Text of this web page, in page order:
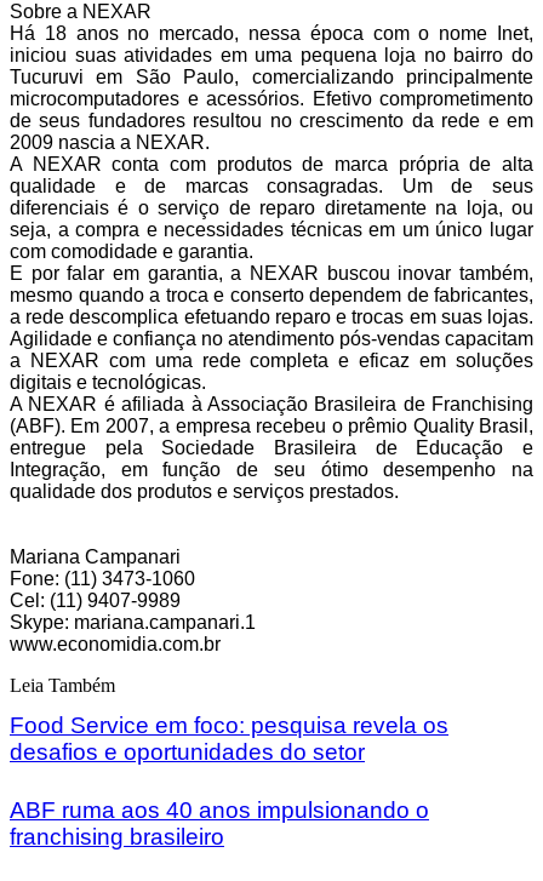
Sobre a NEXAR
Há 18 anos no mercado, nessa época com o nome Inet,
iniciou suas atividades em uma pequena loja no bairro do
Tucuruvi em São Paulo, comercializando principalmente
microcomputadores e acessórios. Efetivo comprometimento
de seus fundadores resultou no crescimento da rede e em
2009 nascia a NEXAR.
A NEXAR conta com produtos de marca própria de alta
qualidade e de marcas consagradas. Um de seus
diferenciais é o serviço de reparo diretamente na loja, ou
seja, a compra e necessidades técnicas em um único lugar
com comodidade e garantia.
E por falar em garantia, a NEXAR buscou inovar também,
mesmo quando a troca e conserto dependem de fabricantes,
a rede descomplica efetuando reparo e trocas em suas lojas.
Agilidade e confiança no atendimento pós-vendas capacitam
a NEXAR com uma rede completa e eficaz em soluções
digitais e tecnológicas.
A NEXAR é afiliada à Associação Brasileira de Franchising
(ABF). Em 2007, a empresa recebeu o prêmio Quality Brasil,
entregue pela Sociedade Brasileira de Educação e
Integração, em função de seu ótimo desempenho na
qualidade dos produtos e serviços prestados.
Mariana Campanari
Fone: (11) 3473-1060
Cel: (11) 9407-9989
Skype: mariana.campanari.1
www.economidia.com.br
Leia Também
Food Service em foco: pesquisa revela os
desafios e oportunidades do setor
ABF ruma aos 40 anos impulsionando o
franchising brasileiro